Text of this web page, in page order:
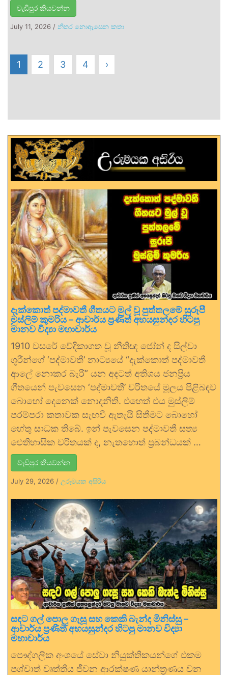
වැඩිපුර කියවන්න
July 11, 2026 / නිතර නොඇසෙන කතා
1 2 3 4 ›
දැක්කොත් පද්මාවතී ගීතයට මුල් වූ පුත්තලමේ සුරූපී
මුස්ලිම් කුමරිය – ආචාර්ය ප්‍රණීත් අභයසුන්දර හිටපු
මානව විද්‍යා මහාචාර්ය
1910 වසරේ වේදිකාගත වූ නීතිඥ ජෝන් ද සිල්වා
ශූරීන්ගේ ‘පද්මාවතී’ නාට්‍යයේ “දැක්කොත් පද්මාවතී
ආලේ නොකර බැරී” යන අදටත් අතිශය ජනප්‍රිය
ගීතයෙන් පැවසෙන ‘පද්මාවතී’ චරිතයේ මූලය පිළිබඳව
බොහෝ දෙනෙක් නොදනිති. එහෙත් එය මුස්ලිම්
පරම්පරා කතාවක සැඟවී ඇතැයි සිතීමට බොහෝ
හේතු සාධක තිබේ. ඉන් පැවසෙන පද්මාවතී සත්‍ය
ඓතිහාසික චරිතයක් ද, නැතහොත් ප්‍රබන්ධයක් …
වැඩිපුර කියවන්න
July 29, 2026 / උරුමයක අසිරිය
සඳට ගල් පොලු ගැසූ සහ කෙකි බැන්ද මිනිස්සු –
ආචාර්ය ප්‍රණීත් අභයසුන්දර හිටපු මානව විද්‍යා
මහාචාර්ය
පෞද්ගලික අංශයේ සේවා නියුක්තිකයන්ගේ එකම
පශ්චාත් වෘත්තීය ජීවන ආරක්ෂණ යාන්ත්‍රණය වන